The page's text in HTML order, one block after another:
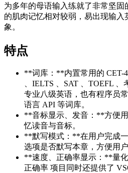
为多年的母语输入练就了非常坚固
的肌肉记忆相对较弱，易出现输
象。
特点
**词库：**内置常用的 CET-
、IELTS 、SAT 、TOEFL 、
专业八级英语，也有程序员
语言 API 等词库。
**音标显示、发音：**方便
忆读音与音标。
**默写模式：**在用户完成
选项是否默写本章，方便用
**速度、正确率显示：**量
正确率 项目同时还提供了